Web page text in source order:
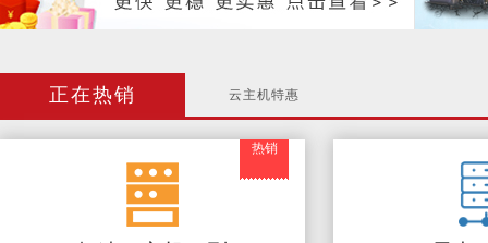
正在热销 云主机特惠
热销